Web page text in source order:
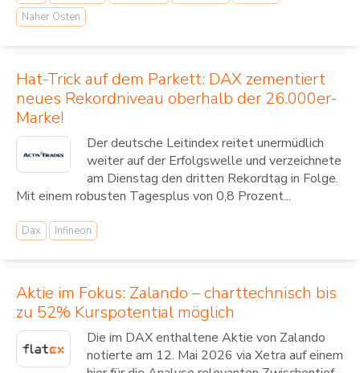
Naher Osten
Hat-Trick auf dem Parkett: DAX zementiert
neues Rekordniveau oberhalb der 26.000er-
Marke!
Der deutsche Leitindex reitet unermüdlich
weiter auf der Erfolgswelle und verzeichnete
am Dienstag den dritten Rekordtag in Folge.
Mit einem robusten Tagesplus von 0,8 Prozent...
Dax Infineon
Aktie im Fokus: Zalando – charttechnisch bis
zu 52% Kurspotential möglich
Die im DAX enthaltene Aktie von Zalando
notierte am 12. Mai 2026 via Xetra auf einem